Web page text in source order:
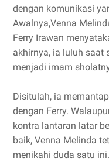
dengan komunikasi
Awalnya,Venna
Ferry Irawan
akhirnya, ia luluh saat
menjadi imam
Disitulah, ia
dengan Ferry.
kontra lantaran latar
baik, Venna Melinda
menikahi duda satu ini.